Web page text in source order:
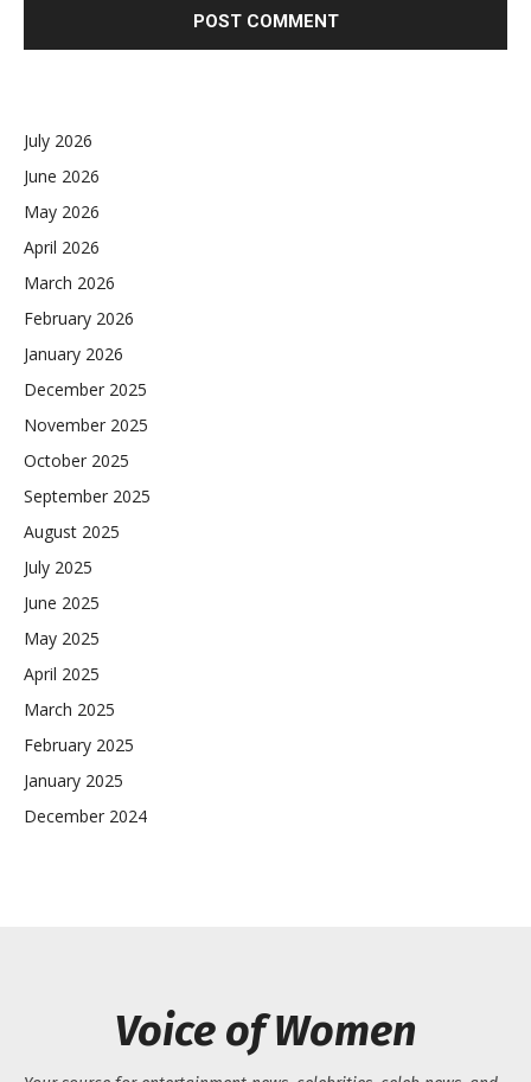
July 2026
June 2026
May 2026
April 2026
March 2026
February 2026
January 2026
December 2025
November 2025
October 2025
September 2025
August 2025
July 2025
June 2025
May 2025
April 2025
March 2025
February 2025
January 2025
December 2024
Voice of Women